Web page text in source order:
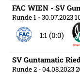
FAC WIEN - SV
Runde 1 - 30.07.2023
1:1 (0:0)
SV Guntamatic
Runde 2 - 04.08.2023